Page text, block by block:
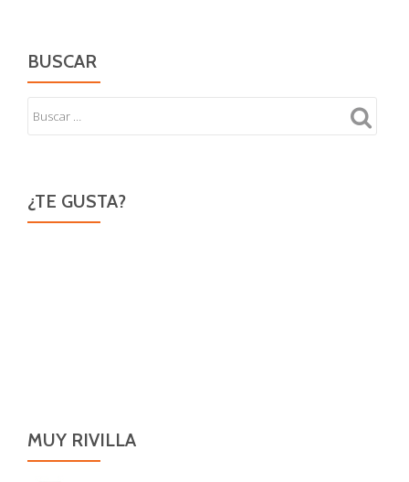
BUSCAR
¿TE GUSTA?
MUY RIVILLA